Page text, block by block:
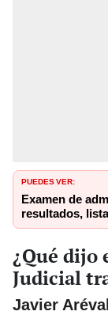
PUEDES VER:
Examen de
resultados,
¿Qué dijo
Judicial
Javier